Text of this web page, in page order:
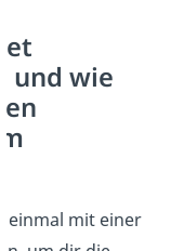
und wie
einmal mit einer